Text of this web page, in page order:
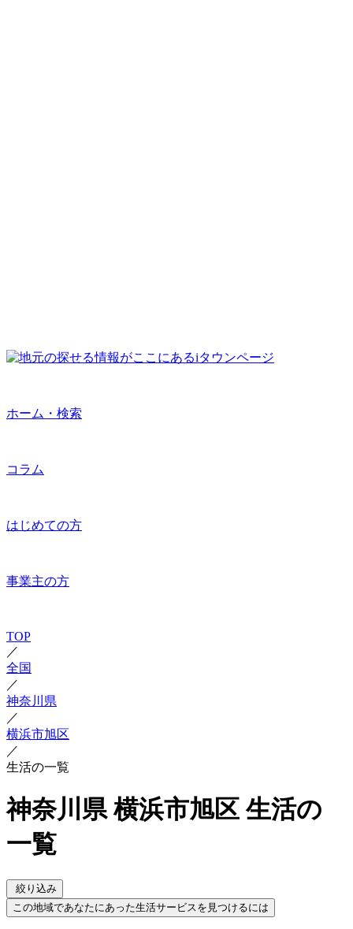
ホーム・検索
コラム
はじめての方
事業主の方
TOP
／
全国
／
神奈川県
／
横浜市旭区
／
生活の一覧
神奈川県 横浜市旭区 生活の
一覧
絞り込み
この地域であなたにあった生活サービスを見つけるには